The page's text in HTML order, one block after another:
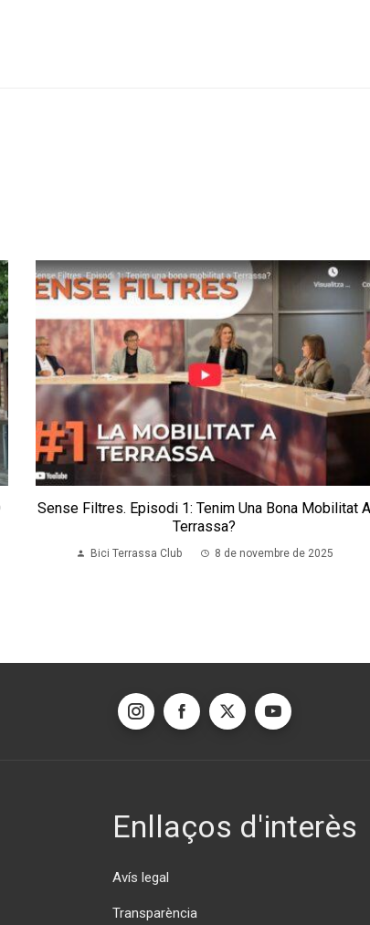
Sense Filtres. Episodi 1: Tenim Una Bona Mobilitat A
Terrassa?
Bici Terrassa Club 8 de novembre de 2025
Enllaços d'interès
Avís legal
Transparència